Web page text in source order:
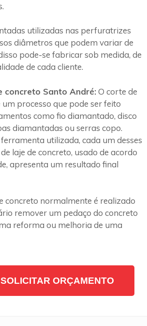
utilizadas nas perfuratrizes
diâmetros que podem variar de
pode-se fabricar sob medida, de
de cada cliente.
concreto Santo André: O corte de
um processo que pode ser feito
como fio diamantado, disco
diamantadas ou serras copo.
utilizada, cada um desses
laje de concreto, usado de acordo
apresenta um resultado final
concreto normalmente é realizado
remover um pedaço do concreto
reforma ou melhoria de uma
ORÇAMENTO